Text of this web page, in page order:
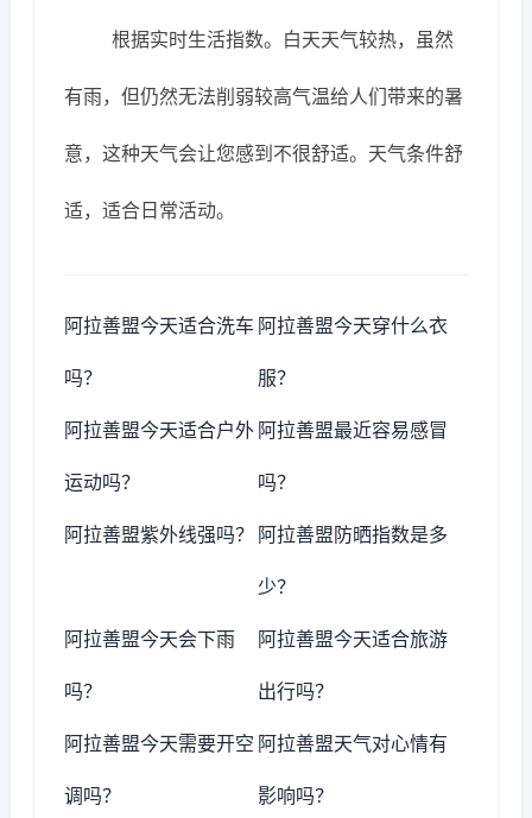
根据实时生活指数。白天天气较热，虽然
有雨，但仍然无法削弱较高气温给人们带来的暑
意，这种天气会让您感到不很舒适。天气条件舒
适，适合日常活动。
阿拉善盟今天适合洗车
吗？
阿拉善盟今天穿什么衣
服？
阿拉善盟今天适合户外
运动吗？
阿拉善盟最近容易感冒
吗？
阿拉善盟紫外线强吗？ 阿拉善盟防晒指数是多
少？
阿拉善盟今天会下雨
吗？
阿拉善盟今天适合旅游
出行吗？
阿拉善盟今天需要开空
调吗？
阿拉善盟天气对心情有
影响吗？